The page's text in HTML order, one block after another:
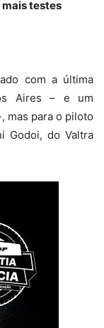
testes
com a última
Aires – e um
mas para o piloto
Godoi, do Valtra